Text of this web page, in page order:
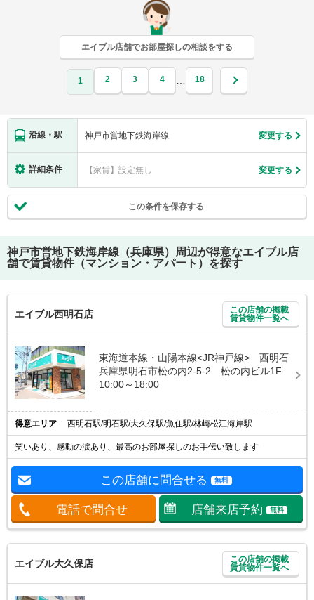
エイブル店舗でお部屋探しの相談をする
1 2 3 4 … 18
沿線・駅 神戸市営地下鉄海岸線 変更する
詳細条件 【家賃】設定無し 変更する
この条件を保存する
神戸市営地下鉄海岸線（兵庫県）
周辺が得意なエイブル店
舗で賃貸物件（マンション・アパート）を探す
エイブル西明石店
この店舗の掲載
賃貸物件一覧へ
東海道本線・山陽本線<JR神戸線> 西明石
兵庫県明石市松の内2-5-2 松の内ビル1F
10:00～18:00
得意エリア 西明石駅/明石駅/大久保駅/魚住駅/林崎松江海岸駅
笑いあり、感動の涙あり、最高のお部屋探しのお手伝い致します
この店舗に問合せる 無料
電話で問合せ 店舗来店予約 無料
エイブル大久保店
この店舗の掲載
賃貸物件一覧へ